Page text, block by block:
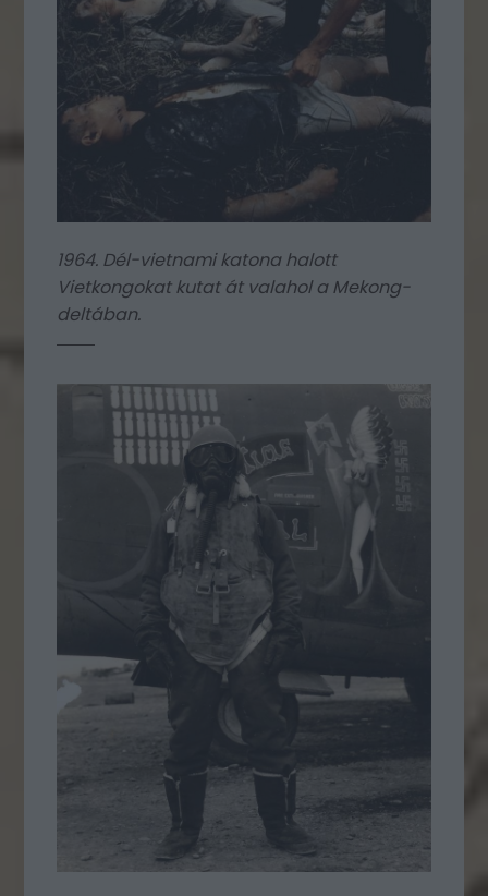
1964. Dél-vietnami katona halott
Vietkongokat kutat át valahol a Mekong-
deltában.